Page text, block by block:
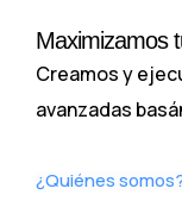
Maximizamos
Creamos y
avanzadas
¿Quiénes